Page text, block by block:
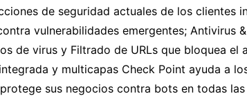
de seguridad actuales de los clientes
vulnerabilidades emergentes; Antivirus
de virus y Filtrado de URLs que bloquea el
y multicapas Check Point ayuda a
sus negocios contra bots en todas